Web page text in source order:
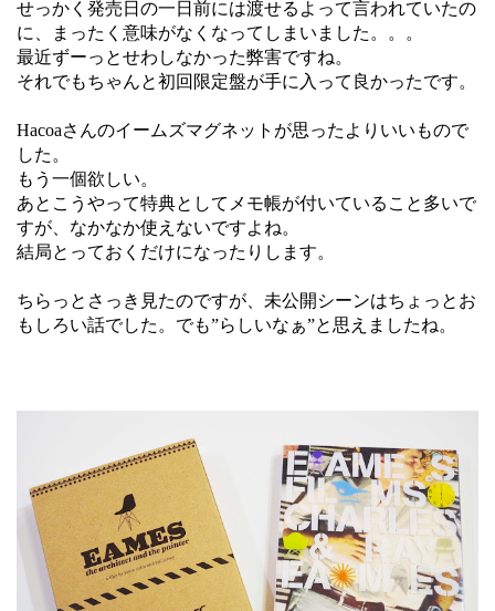
せっかく発売日の一日前には渡せるよって言われていたの
に、まったく意味がなくなってしまいました。。。
最近ずーっとせわしなかった弊害ですね。
それでもちゃんと初回限定盤が手に入って良かったです。
Hacoaさんのイームズマグネットが思ったよりいいもので
した。
もう一個欲しい。
あとこうやって特典としてメモ帳が付いていること多いで
すが、なかなか使えないですよね。
結局とっておくだけになったりします。
ちらっとさっき見たのですが、未公開シーンはちょっとお
もしろい話でした。でも”らしいなぁ”と思えましたね。